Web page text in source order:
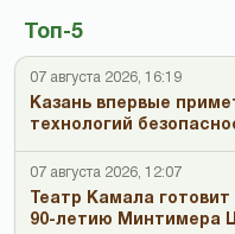
Топ-5
07 августа 2026, 16:19
Казань впервые
технологий
07 августа 2026, 12:07
Театр Камала
90-летию Минтимера